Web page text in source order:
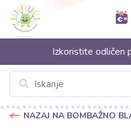
Izkoristite odličen
NAZAJ NA BOMBAŽNO